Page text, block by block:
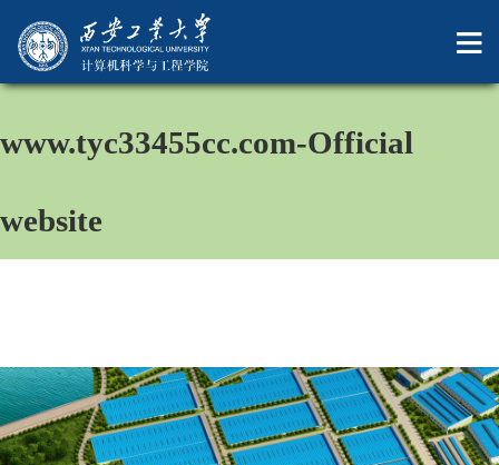
中国·太阳成集团-
www.tyc33455cc.com-Official
website